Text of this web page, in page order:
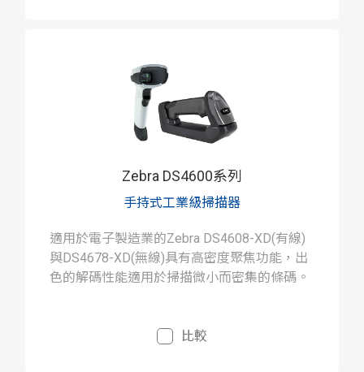
Zebra DS4600系列
手持式工業級掃描器
適用於電子製造業的Zebra DS4608-XD(有線)
與DS4678-XD(無線)具有高密度聚焦功能，出
色的解碼性能適用於掃描微小而密集的條碼。
比較